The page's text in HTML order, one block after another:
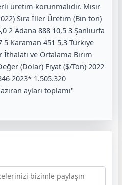
üretim korunmalıdır. Mısır
Sıra İller Üretim (Bin ton)
2 Adana 888 10,5 3 Şanlıurfa
5 Karaman 451 5,3 Türkiye
İthalatı ve Ortalama Birim
(Dolar) Fiyat ($/Ton) 2022
2023* 1.505.320
ayları toplamı"